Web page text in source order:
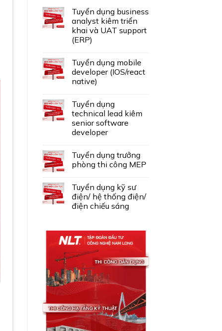
Tuyển dụng business
analyst kiêm triển
khai và UAT support
(ERP)
Tuyển dụng mobile
developer (IOS/react
native)
Tuyển dụng
technical lead kiêm
senior software
developer
Tuyển dụng trưởng
phòng thi công MEP
Tuyển dụng kỹ sư
điện/ hệ thống điện/
điện chiếu sáng